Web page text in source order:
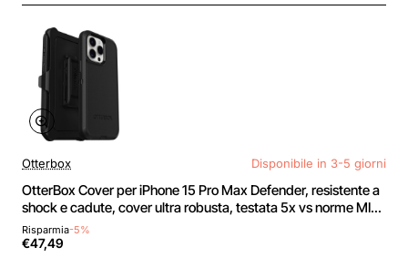
Otterbox Disponibile in 3-5 giorni
OtterBox Cover per iPhone 15 Pro Max Defender, resistente a
shock e cadute, cover ultra robusta, testata 5x vs norme MIL-
STD 810G,Nero - iPhone 15 Pro Max Nero
Risparmia-5%
€47,49